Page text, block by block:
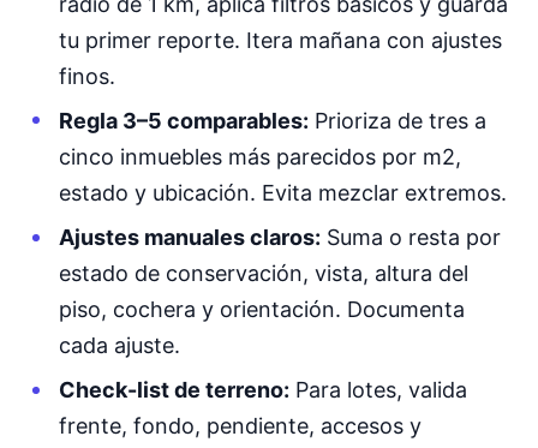
tu primer reporte. Itera mañana con ajustes
finos.
Regla 3–5 comparables: Prioriza de tres a
cinco inmuebles más parecidos por m2,
estado y ubicación. Evita mezclar extremos.
Ajustes manuales claros: Suma o resta por
estado de conservación, vista, altura del
piso, cochera y orientación. Documenta
cada ajuste.
Check-list de terreno: Para lotes, valida
frente, fondo, pendiente, accesos y